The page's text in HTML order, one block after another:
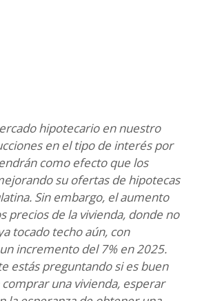
hipotecario en nuestro
en el tipo de interés por
como efecto que los
su ofertas de hipotecas
Sin embargo, el aumento
precios de la vivienda, donde no
tocado techo aún, con
incremento del 7% en 2025.
estás preguntando si es buen
una vivienda, esperar